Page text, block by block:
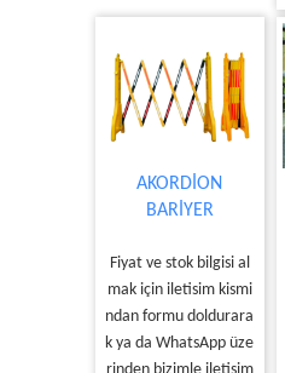
AKORDİON
BARİYER
Fiyat ve stok bilgisi al
mak için iletisim kismi
ndan formu doldurara
k ya da WhatsApp üze